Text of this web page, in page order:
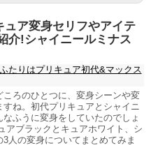
ュア変身セリフやアイテ
介!シャイニールミナス
ふたりはプリキュア初代&マックス
ころのひとつに、変身シーンや変
ね。初代プリキュアとシャイニ
ふうに変身をしていたのでしょ
アブラックとキュアホワイト、シ
3人の変身についてまとめてみま